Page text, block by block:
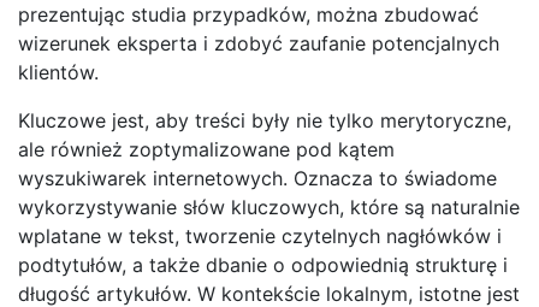
prezentując studia przypadków, można zbudować
wizerunek eksperta i zdobyć zaufanie potencjalnych
klientów.
Kluczowe jest, aby treści były nie tylko merytoryczne,
ale również zoptymalizowane pod kątem
wyszukiwarek internetowych. Oznacza to świadome
wykorzystywanie słów kluczowych, które są naturalnie
wplatane w tekst, tworzenie czytelnych nagłówków i
podtytułów, a także dbanie o odpowiednią strukturę i
długość artykułów. W kontekście lokalnym, istotne jest